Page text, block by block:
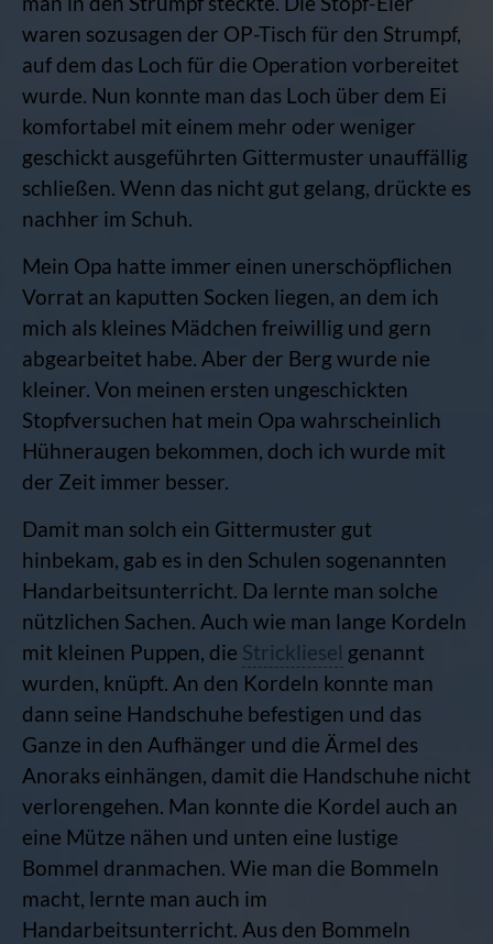
waren sozusagen der OP-Tisch für den Strumpf,
auf dem das Loch für die Operation vorbereitet
wurde. Nun konnte man das Loch über dem Ei
komfortabel mit einem mehr oder weniger
geschickt ausgeführten Gittermuster unauffällig
schließen. Wenn das nicht gut gelang, drückte es
nachher im Schuh.
Mein Opa hatte immer einen unerschöpflichen
Vorrat an kaputten Socken liegen, an dem ich
mich als kleines Mädchen freiwillig und gern
abgearbeitet habe. Aber der Berg wurde nie
kleiner. Von meinen ersten ungeschickten
Stopfversuchen hat mein Opa wahrscheinlich
Hühneraugen bekommen, doch ich wurde mit
der Zeit immer besser.
Damit man solch ein Gittermuster gut
hinbekam, gab es in den Schulen sogenannten
Handarbeitsunterricht. Da lernte man solche
nützlichen Sachen. Auch wie man lange Kordeln
mit kleinen Puppen, die Strickliesel genannt
wurden, knüpft. An den Kordeln konnte man
dann seine Handschuhe befestigen und das
Ganze in den Aufhänger und die Ärmel des
Anoraks einhängen, damit die Handschuhe nicht
verlorengehen. Man konnte die Kordel auch an
eine Mütze nähen und unten eine lustige
Bommel dranmachen. Wie man die Bommeln
macht, lernte man auch im
Handarbeitsunterricht. Aus den Bommeln